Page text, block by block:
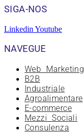
SIGA-NOS
Linkedin Youtube
NAVEGUE
Web Marketing
B2B
Industriale
Agroalimentare
E-commerce
Mezzi Sociali
Consulenza